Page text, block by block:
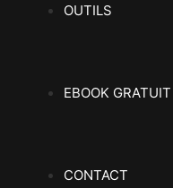
OUTILS
EBOOK GRATUIT
CONTACT